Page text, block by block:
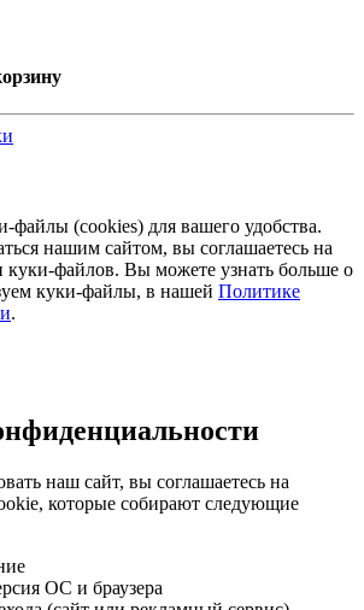
(cookies) для вашего удобства.
нашим сайтом, вы соглашаетесь на
куки-файлов. Вы можете узнать больше о
куки-файлы, в нашей Политике
.
наш сайт, вы соглашаетесь на
которые собирают следующие
ОС и браузера